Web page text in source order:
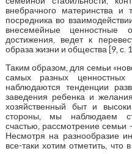
внебрачного материнства
посредника во
внесемейные ценностные
достижения, ведет к
образа жизни и общества [9, с.
Таким образом, для семьи
самых разных ценностных
наблюдаются тенденции
заведения ребенка и
хозяйственный быт и
стороны, мы наблюдаем
счастью, рассмотрение семьи
Несмотря на разнообразие
все-таки хотим отметить,